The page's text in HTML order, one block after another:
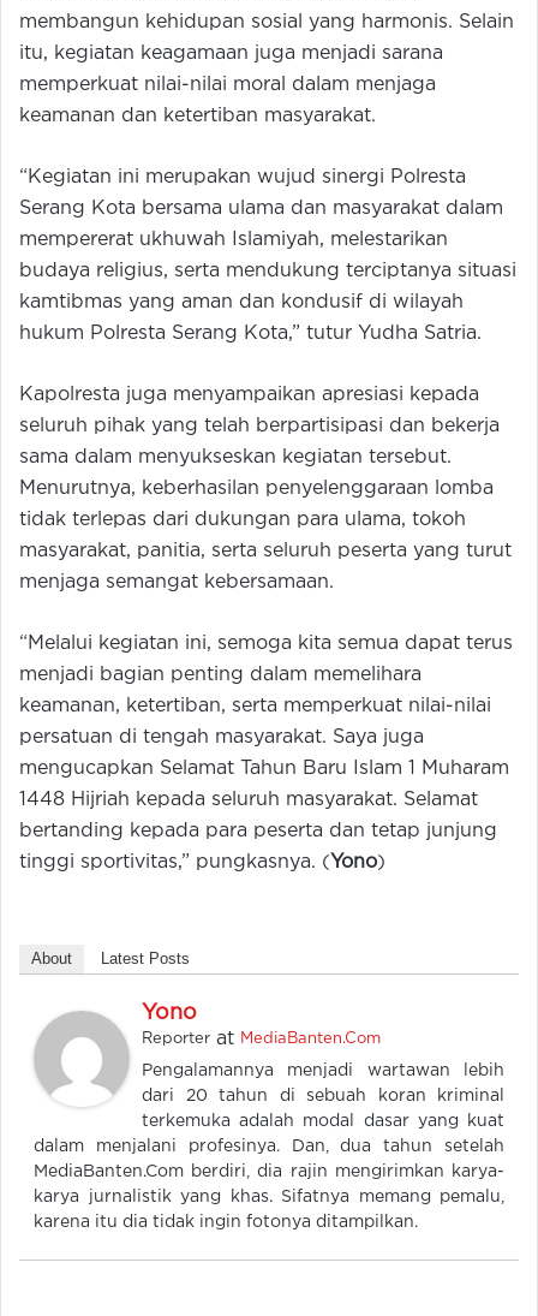
membangun kehidupan sosial yang harmonis. Selain
itu, kegiatan keagamaan juga menjadi sarana
memperkuat nilai-nilai moral dalam menjaga
keamanan dan ketertiban masyarakat.
“Kegiatan ini merupakan wujud sinergi Polresta
Serang Kota bersama ulama dan masyarakat dalam
mempererat ukhuwah Islamiyah, melestarikan
budaya religius, serta mendukung terciptanya situasi
kamtibmas yang aman dan kondusif di wilayah
hukum Polresta Serang Kota,” tutur Yudha Satria.
Kapolresta juga menyampaikan apresiasi kepada
seluruh pihak yang telah berpartisipasi dan bekerja
sama dalam menyukseskan kegiatan tersebut.
Menurutnya, keberhasilan penyelenggaraan lomba
tidak terlepas dari dukungan para ulama, tokoh
masyarakat, panitia, serta seluruh peserta yang turut
menjaga semangat kebersamaan.
“Melalui kegiatan ini, semoga kita semua dapat terus
menjadi bagian penting dalam memelihara
keamanan, ketertiban, serta memperkuat nilai-nilai
persatuan di tengah masyarakat. Saya juga
mengucapkan Selamat Tahun Baru Islam 1 Muharam
1448 Hijriah kepada seluruh masyarakat. Selamat
bertanding kepada para peserta dan tetap junjung
tinggi sportivitas,” pungkasnya. ( Yono)
About Latest Posts
Yono
Reporter at MediaBanten.Com
Pengalamannya menjadi wartawan lebih
dari 20 tahun di sebuah koran kriminal
terkemuka adalah modal dasar yang kuat
dalam menjalani profesinya. Dan, dua tahun setelah
MediaBanten.Com berdiri, dia rajin mengirimkan karya-
karya jurnalistik yang khas. Sifatnya memang pemalu,
karena itu dia tidak ingin fotonya ditampilkan.